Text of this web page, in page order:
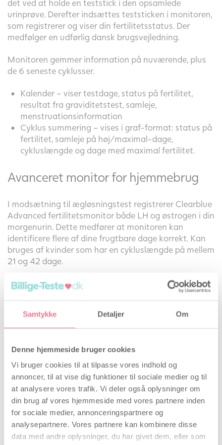
Samtykke Detaljer Om
Denne hjemmeside bruger cookies
Vi bruger cookies til at tilpasse vores indhold og
annoncer, til at vise dig funktioner til sociale medier og til
at analysere vores trafik. Vi deler også oplysninger om
din brug af vores hjemmeside med vores partnere inden
for sociale medier, annonceringspartnere og
analysepartnere. Vores partnere kan kombinere disse
data med andre oplysninger, du har givet dem, eller som
det ved at holde en teststick i den opsamlede
urinprøve. Derefter indsættes teststicken i monitoren,
som registrerer og viser din fertilitetsstatus. Der
medfølger en udførlig dansk brugsvejledning.
Monitoren gemmer information på nuværende, plus
de 6 seneste cyklusser.
Kalender – viser testdage, status på fertilitet,
resultat fra graviditetstest, samleje,
menstruationsinformation
Cyklus summering – vises i graf-format: status på
fertilitet, samleje på høj/maximal-dage,
cykluslængde og dage med maximal fertilitet.
Avanceret monitor for hjemmebrug
I modsætning til ægløsningstest registrerer Clearblue
Advanced fertilitetsmonitor både LH og østrogen i din
morgenurin. Dette medfører at monitoren kan
identificere flere af dine frugtbare dage korrekt. Kan
bruges af kvinder som har en cykluslængde på mellem
21 og 42 dage.
Det er ikke unormalt at det tager tid for at blive
gravid. Ca. 1 af 10 par oplever at de har store
mange, men nogen gange kan det være at kvindens
frugtbare dage ikke udnyttes optimalt. Med Clearblue
hjælpemidddel for at finde disse dagene bedst muligt,
og dermed øge sine muligheder for at blive gravid.
Clearblue fertilitetsmonitor viser i displayet den dag
du er kommet til i din cyklus, og din fertilitetsstatus i
de næste 24 timer. Som længst kan information fra 6
cyklusser spares, noget som kan hjælpe dig at forstå
hvordan din krop fungerer. Resultatet vises digital, og
du er fri for at fortolke noget.